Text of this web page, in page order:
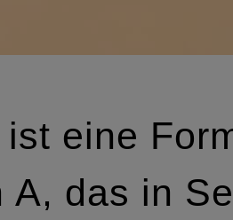
eine
A, das in